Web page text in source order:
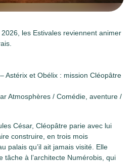
les Estivales reviennent animer
Astérix et Obélix : mission Cléopâtre
Atmosphères / Comédie, aventure /
César, Cléopâtre parie avec lui
construire, en trois mois
palais qu’il ait jamais visité. Elle
tâche à l’architecte Numérobis, qui